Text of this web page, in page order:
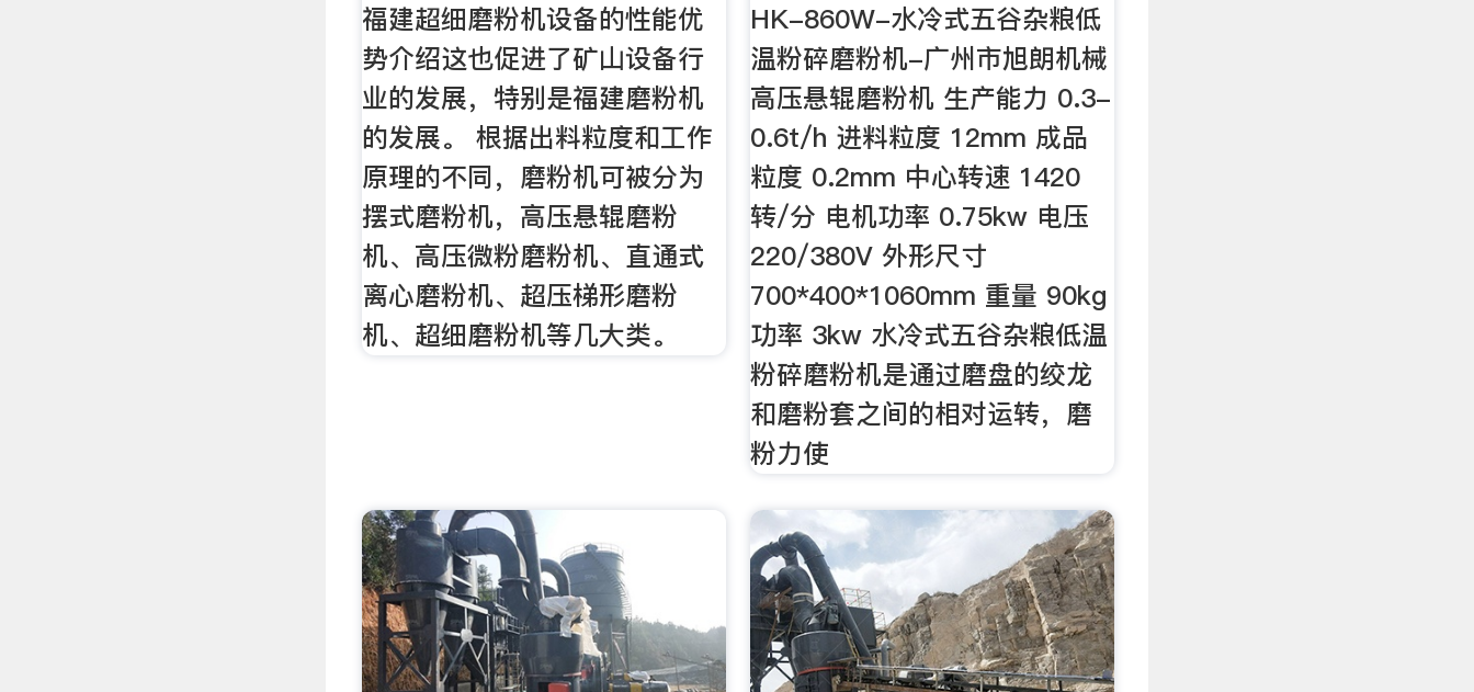
福建超细磨粉机设备的性能优
势介绍这也促进了矿山设备行
业的发展，特别是福建磨粉机
的发展。 根据出料粒度和工作
原理的不同，磨粉机可被分为
摆式磨粉机，高压悬辊磨粉
机、高压微粉磨粉机、直通式
离心磨粉机、超压梯形磨粉
机、超细磨粉机等几大类。
HK-860W-水冷式五谷杂粮低
温粉碎磨粉机-广州市旭朗机械
高压悬辊磨粉机 生产能力 0.3-
0.6t/h 进料粒度 12mm 成品
粒度 0.2mm 中心转速 1420
转/分 电机功率 0.75kw 电压
220/380V 外形尺寸
700*400*1060mm 重量 90kg
功率 3kw 水冷式五谷杂粮低温
粉碎磨粉机是通过磨盘的绞龙
和磨粉套之间的相对运转，磨
粉力使